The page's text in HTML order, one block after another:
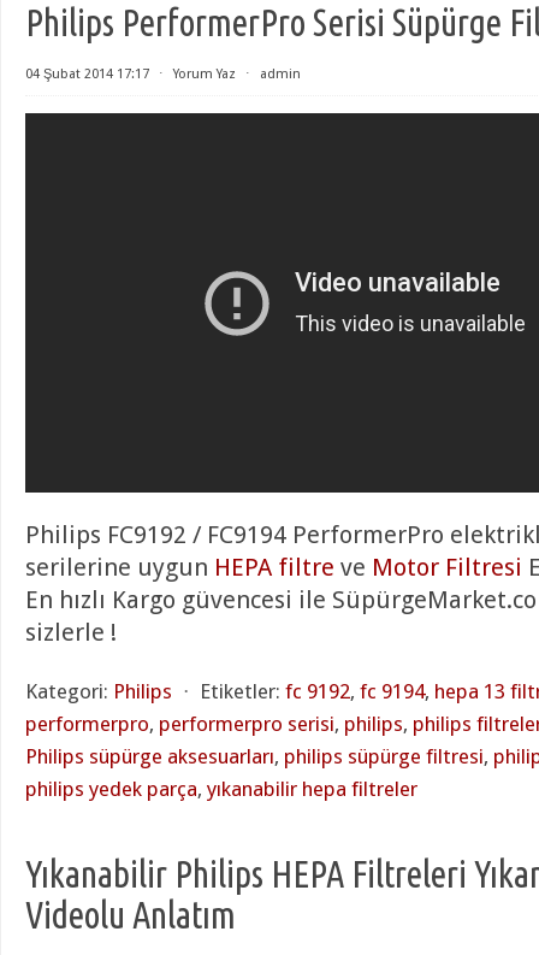
Philips PerformerPro Serisi Süpürge
04 Şubat 2014 17:17 ⋅ Yorum Yaz ⋅ admin
Philips FC9192 / FC9194 PerformerPro
serilerine uygun HEPA filtre ve Motor Filtresi
En hızlı Kargo güvencesi ile
sizlerle !
Kategori: Philips ⋅ Etiketler: fc 9192, fc 9194, hepa 13
performerpro, performerpro serisi, philips, philips
Philips süpürge aksesuarları, philips süpürge filtresi,
philips yedek parça, yıkanabilir hepa filtreler
Yıkanabilir Philips HEPA Filtreleri
Videolu Anlatım